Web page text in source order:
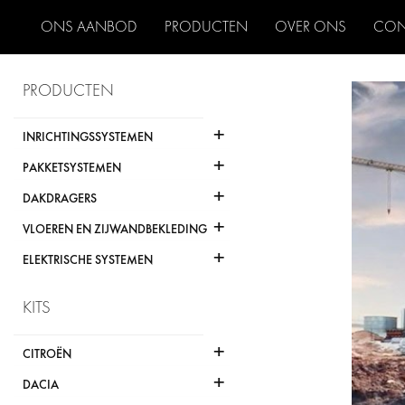
ONS AANBOD PRODUCTEN OVER ONS
PRODUCTEN
INRICHTINGSSYSTEMEN +
PAKKETSYSTEMEN +
DAKDRAGERS +
VLOEREN EN ZIJWANDBEKLEDING +
ELEKTRISCHE SYSTEMEN +
KITS
CITROËN +
DACIA
+